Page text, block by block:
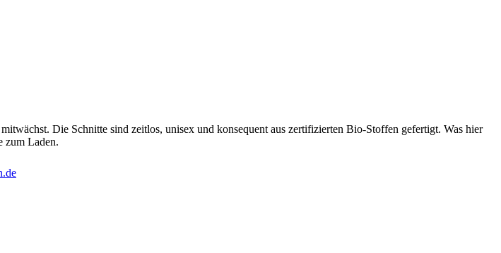
Die Schnitte sind zeitlos, unisex und konsequent aus zertifizierten Bio-Stoffen gefertigt. Was hier
zum Laden.